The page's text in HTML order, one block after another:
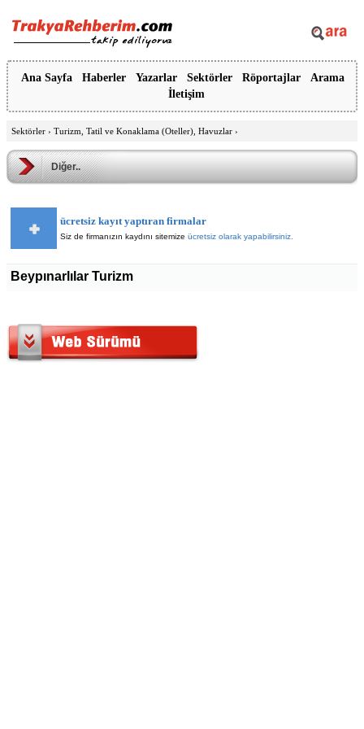
Ana Sayfa Haberler Yazarlar Sektörler Röportajlar
Arama
İletişim
Sektörler › Turizm, Tatil ve Konaklama (Oteller), Havuzlar ›
Diğer..
ücretsiz kayıt yaptıran firmalar
Siz de firmanızın kaydını sitemize ücretsiz olarak yapabilirsiniz.
Beypınarlılar Turizm